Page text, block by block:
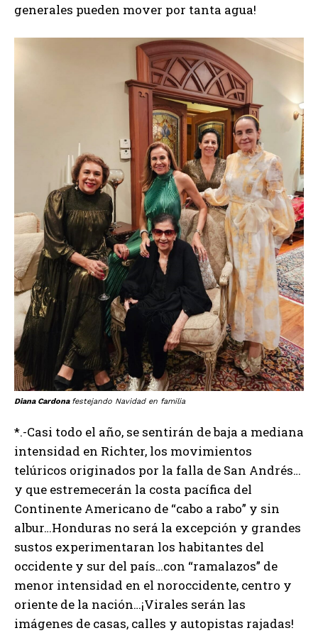
generales pueden mover por tanta agua!
Diana Cardona festejando Navidad en familia
*.-Casi todo el año, se sentirán de baja a mediana
intensidad en Richter, los movimientos
telúricos originados por la falla de San Andrés…
y que estremecerán la costa pacífica del
Continente Americano de “cabo a rabo” y sin
albur…Honduras no será la excepción y grandes
sustos experimentaran los habitantes del
occidente y sur del país…con “ramalazos” de
menor intensidad en el noroccidente, centro y
oriente de la nación…¡Virales serán las
imágenes de casas, calles y autopistas rajadas!